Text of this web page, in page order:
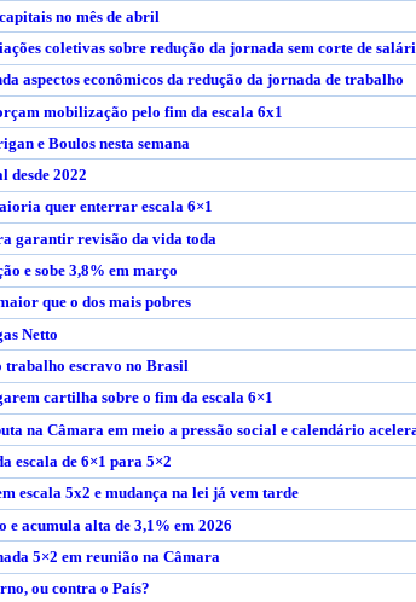
no mês de abril
coletivas sobre redução da jornada sem corte de
aspectos econômicos da redução da jornada de trabalho
mobilização pelo fim da escala 6x1
e Boulos nesta semana
desde 2022
quer enterrar escala 6×1
garantir revisão da vida toda
e sobe 3,8% em março
que o dos mais pobres
Netto
trabalho escravo no Brasil
cartilha sobre o fim da escala 6×1
na Câmara em meio a pressão social e calendário
escala de 6×1 para 5×2
escala 5x2 e mudança na lei já vem tarde
acumula alta de 3,1% em 2026
5×2 em reunião na Câmara
ou contra o País?